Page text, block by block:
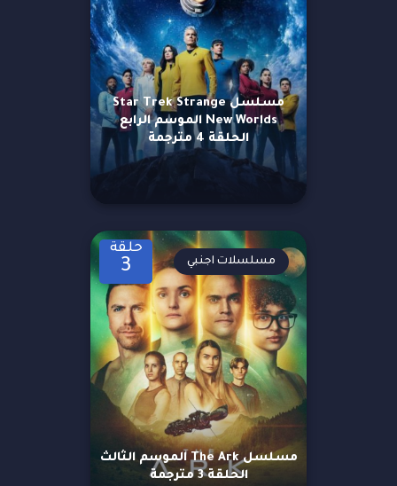
مسلسل Star Trek Strange
New Worlds الموسم الرابع
الحلقة 4 مترجمة
حلقة
3
مسلسل The Ark الموسم الثالث
الحلقة 3 مترجمة
مسلسلات اجنبي